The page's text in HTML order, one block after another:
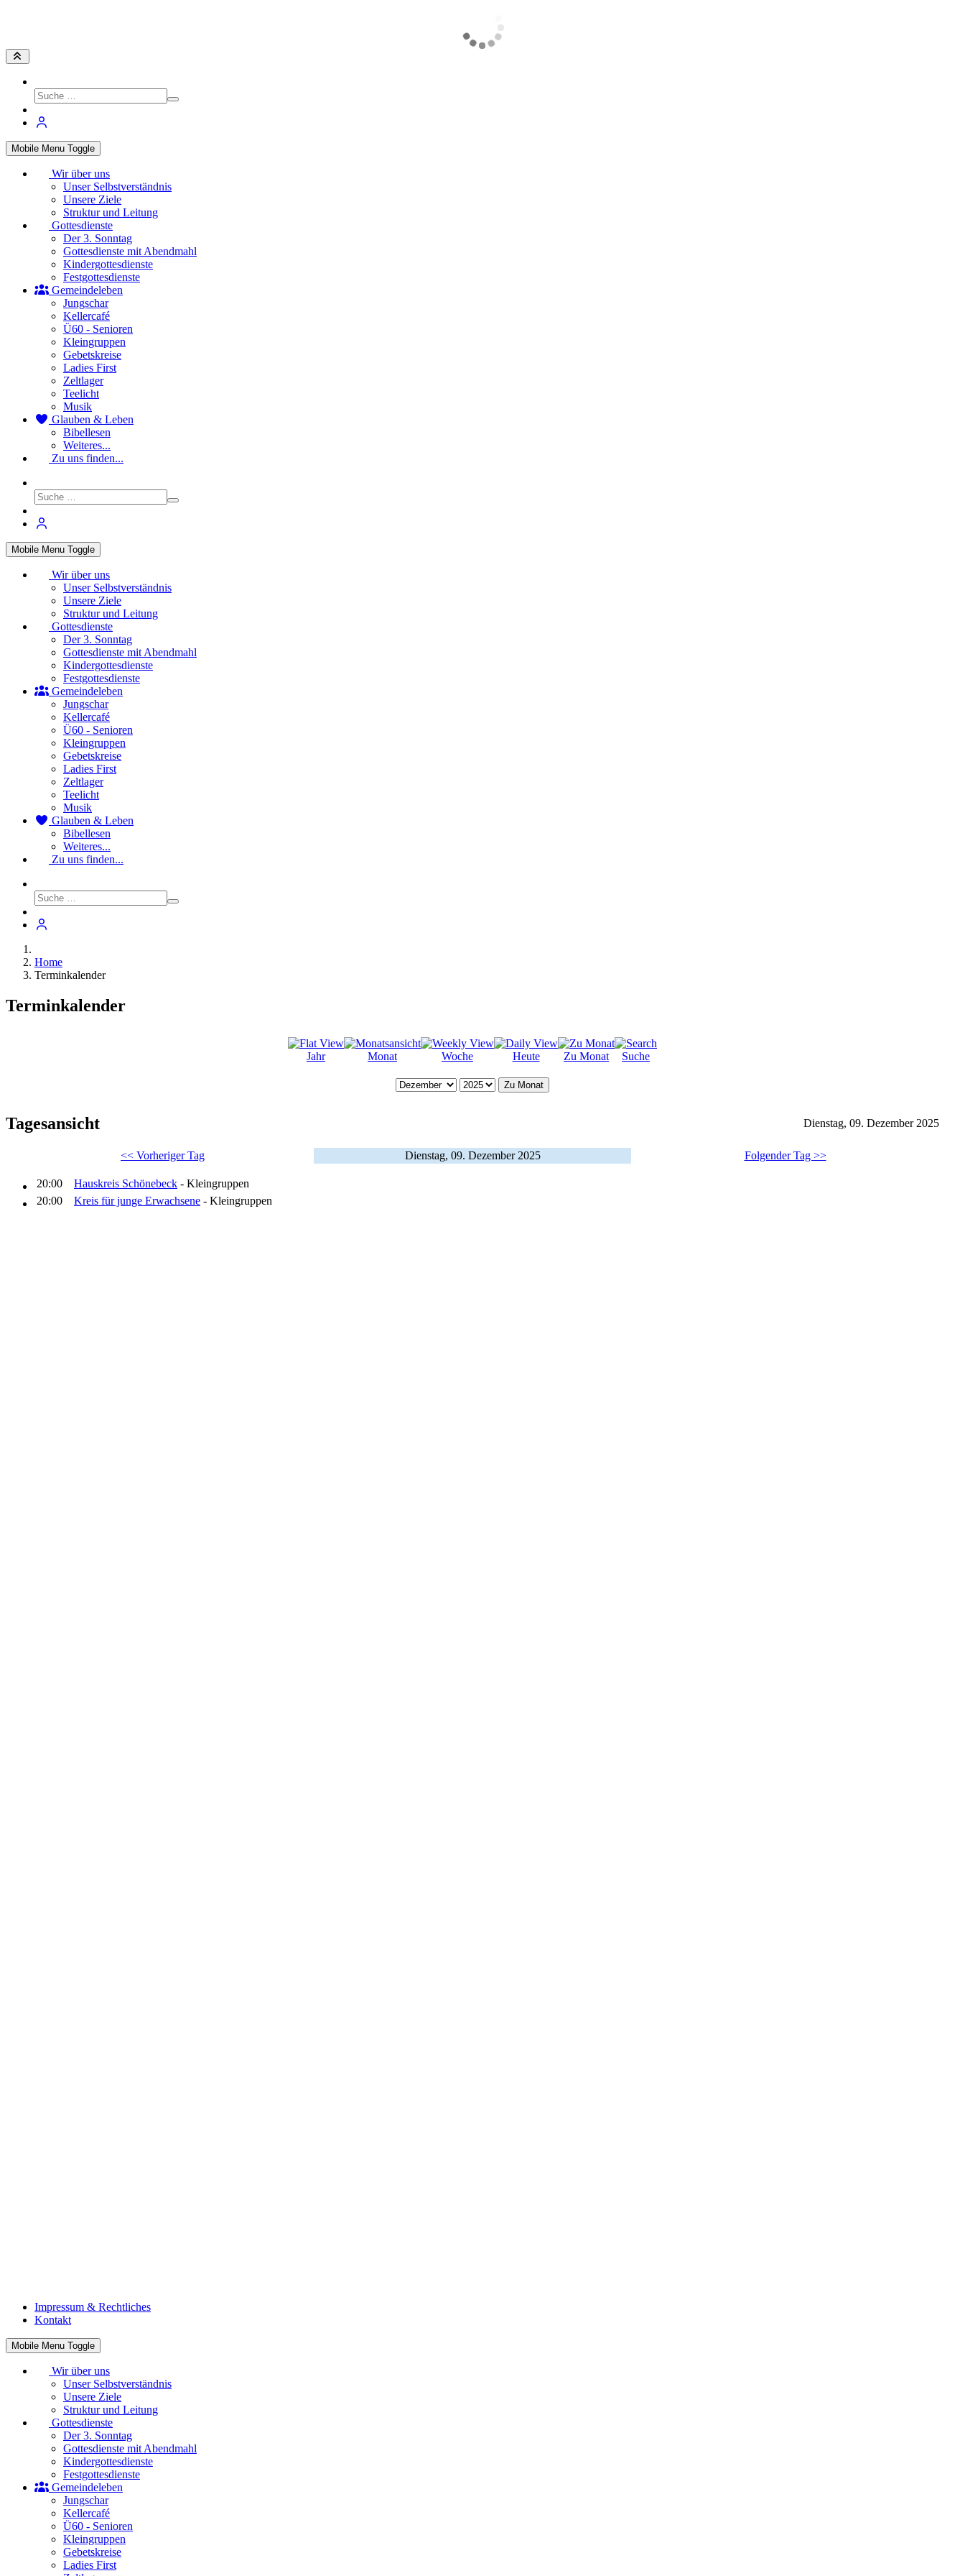
Mobile Menu Toggle
Wir über uns
Unser Selbstverständnis
Unsere Ziele
Struktur und Leitung
Gottesdienste
Der 3. Sonntag
Gottesdienste mit Abendmahl
Kindergottesdienste
Festgottesdienste
Gemeindeleben
Jungschar
Kellercafé
Ü60 - Senioren
Kleingruppen
Gebetskreise
Ladies First
Zeltlager
Teelicht
Musik
Glauben & Leben
Bibellesen
Weiteres...
Zu uns finden...
Mobile Menu Toggle
Wir über uns
Unser Selbstverständnis
Unsere Ziele
Struktur und Leitung
Gottesdienste
Der 3. Sonntag
Gottesdienste mit Abendmahl
Kindergottesdienste
Festgottesdienste
Gemeindeleben
Jungschar
Kellercafé
Ü60 - Senioren
Kleingruppen
Gebetskreise
Ladies First
Zeltlager
Teelicht
Musik
Glauben & Leben
Bibellesen
Weiteres...
Zu uns finden...
Home
Terminkalender
Terminkalender
Jahr Monat Woche Heute Zu Monat Suche
Zu Monat
Tagesansicht Dienstag, 09. Dezember 2025
<< Vorheriger Tag Dienstag, 09. Dezember 2025 Folgender Tag >>
20:00 Hauskreis Schönebeck - Kleingruppen
20:00 Kreis für junge Erwachsene - Kleingruppen
Impressum & Rechtliches
Kontakt
Mobile Menu Toggle
Wir über uns
Unser Selbstverständnis
Unsere Ziele
Struktur und Leitung
Gottesdienste
Der 3. Sonntag
Gottesdienste mit Abendmahl
Kindergottesdienste
Festgottesdienste
Gemeindeleben
Jungschar
Kellercafé
Ü60 - Senioren
Kleingruppen
Gebetskreise
Ladies First